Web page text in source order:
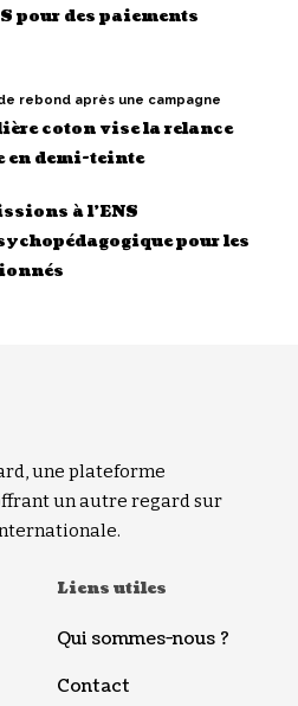
pour des paiements
rebond après une campagne
coton vise la relance
en demi-teinte
à l’ENS
pour les
une plateforme
un autre regard sur
Liens utiles
Qui sommes-nous ?
Contact